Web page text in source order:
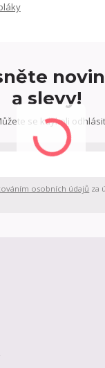
a slevy!
se kdykoli
osobních údajů za